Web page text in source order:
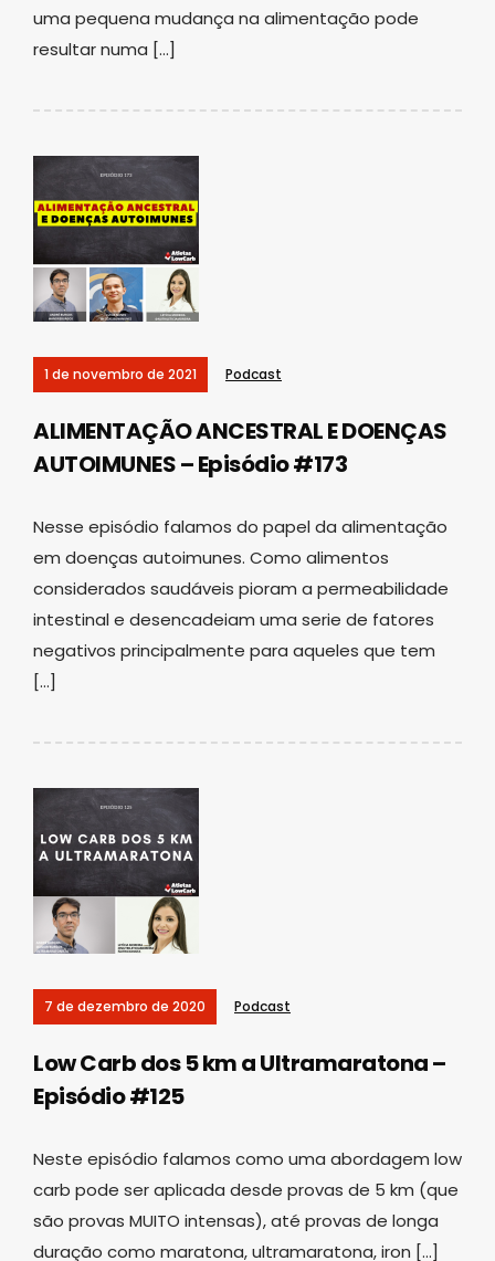
uma pequena mudança na alimentação pode
resultar numa […]
1 de novembro de 2021 Podcast
ALIMENTAÇÃO ANCESTRAL E DOENÇAS
AUTOIMUNES – Episódio #173
Nesse episódio falamos do papel da alimentação
em doenças autoimunes. Como alimentos
considerados saudáveis pioram a permeabilidade
intestinal e desencadeiam uma serie de fatores
negativos principalmente para aqueles que tem
[…]
7 de dezembro de 2020 Podcast
Low Carb dos 5 km a Ultramaratona –
Episódio #125
Neste episódio falamos como uma abordagem low
carb pode ser aplicada desde provas de 5 km (que
são provas MUITO intensas), até provas de longa
duração como maratona, ultramaratona, iron […]